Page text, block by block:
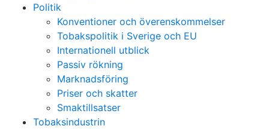
Politik
Konventioner och överenskommelser
Tobakspolitik i Sverige och EU
Internationell utblick
Passiv rökning
Marknadsföring
Priser och skatter
Smaktillsatser
Tobaksindustrin